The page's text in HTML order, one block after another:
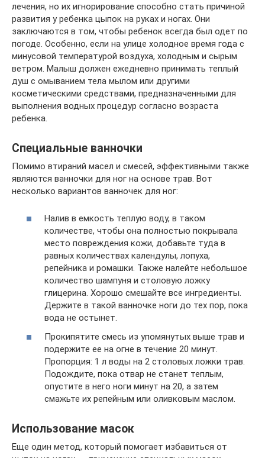
лечения, но их игнорирование способно стать причиной
развития у ребенка цыпок на руках и ногах. Они
заключаются в том, чтобы ребенок всегда был одет по
погоде. Особенно, если на улице холодное время года с
минусовой температурой воздуха, холодным и сырым
ветром. Малыш должен ежедневно принимать теплый
душ с омыванием тела мылом или другими
косметическими средствами, предназначенными для
выполнения водных процедур согласно возраста
ребенка.
Специальные ванночки
Помимо втираний масел и смесей, эффективными также
являются ванночки для ног на основе трав. Вот
несколько вариантов ванночек для ног:
Налив в емкость теплую воду, в таком
количестве, чтобы она полностью покрывала
место повреждения кожи, добавьте туда в
равных количествах календулы, лопуха,
репейника и ромашки. Также налейте небольшое
количество шампуня и столовую ложку
глицерина. Хорошо смешайте все ингредиенты.
Держите в такой ванночке ноги до тех пор, пока
вода не остынет.
Прокипятите смесь из упомянутых выше трав и
подержите ее на огне в течение 20 минут.
Пропорция: 1 л воды на 2 столовых ложки трав.
Подождите, пока отвар не станет теплым,
опустите в него ноги минут на 20, а затем
смажьте их репейным или оливковым маслом.
Использование масок
Еще один метод, который помогает избавиться от